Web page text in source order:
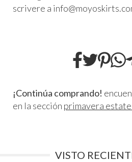
scrivere a
¡Continúa comprando!
en la sección primavera
VISTO